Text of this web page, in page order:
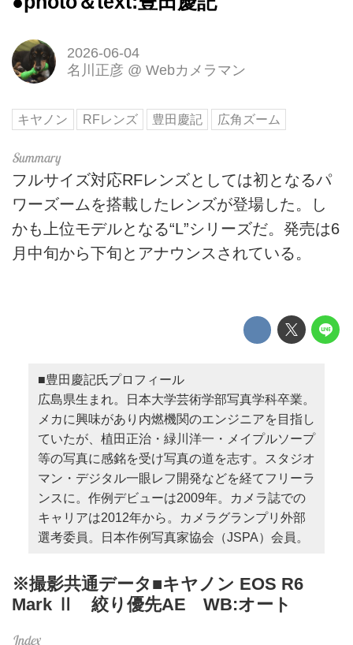
2026-06-04
名川正彦 @ Webカメラマン
キヤノン RFレンズ 豊田慶記 広角ズーム
フルサイズ対応RFレンズとしては初となるパ
ワーズームを搭載したレンズが登場した。し
かも上位モデルとなる“L”シリーズだ。発売は6
月中旬から下旬とアナウンスされている。
■豊田慶記氏プロフィール
広島県生まれ。日本大学芸術学部写真学科卒業。
メカに興味があり内燃機関のエンジニアを目指し
ていたが、植田正治・緑川洋一・メイプルソープ
等の写真に感銘を受け写真の道を志す。スタジオ
マン・デジタル一眼レフ開発などを経てフリーラ
ンスに。作例デビューは2009年。カメラ誌での
キャリアは2012年から。カメラグランプリ外部
選考委員。日本作例写真家協会（JSPA）会員。
※撮影共通データ■キヤノン EOS R6
Mark Ⅱ 絞り優先AE WB:オート